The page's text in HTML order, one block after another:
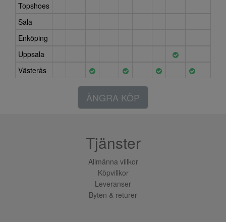
Topshoes
Sala
Enköping
Uppsala
Västerås
ÅNGRA KÖP
Tjänster
Allmänna villkor
Köpvillkor
Leveranser
Byten & returer